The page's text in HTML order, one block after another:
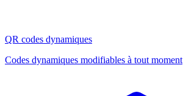
QR codes dynamiques
Codes dynamiques modifiables à tout moment